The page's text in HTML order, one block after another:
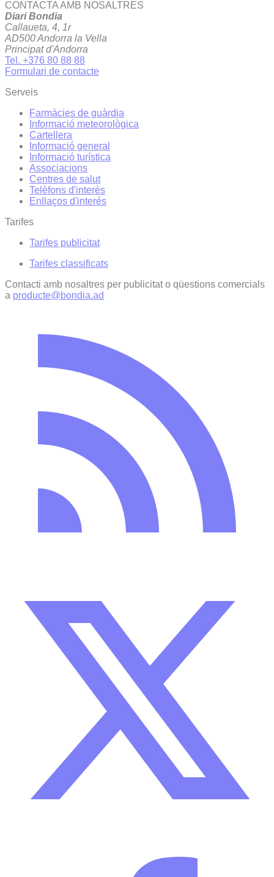
CONTACTA AMB NOSALTRES
Diari Bondia
Callaueta, 4, 1r
AD500 Andorra la Vella
Principat d'Andorra
Tel. +376 80 88 88
Formulari de contacte
Serveis
Farmàcies de guàrdia
Informació meteorològica
Cartellera
Informació general
Informació turística
Associacions
Centres de salut
Telèfons d'interès
Enllaços d'interés
Tarifes
Tarifes publicitat
Tarifes classificats
Contacti amb nosaltres per publicitat o qüestions comercials
a producte@bondia.ad